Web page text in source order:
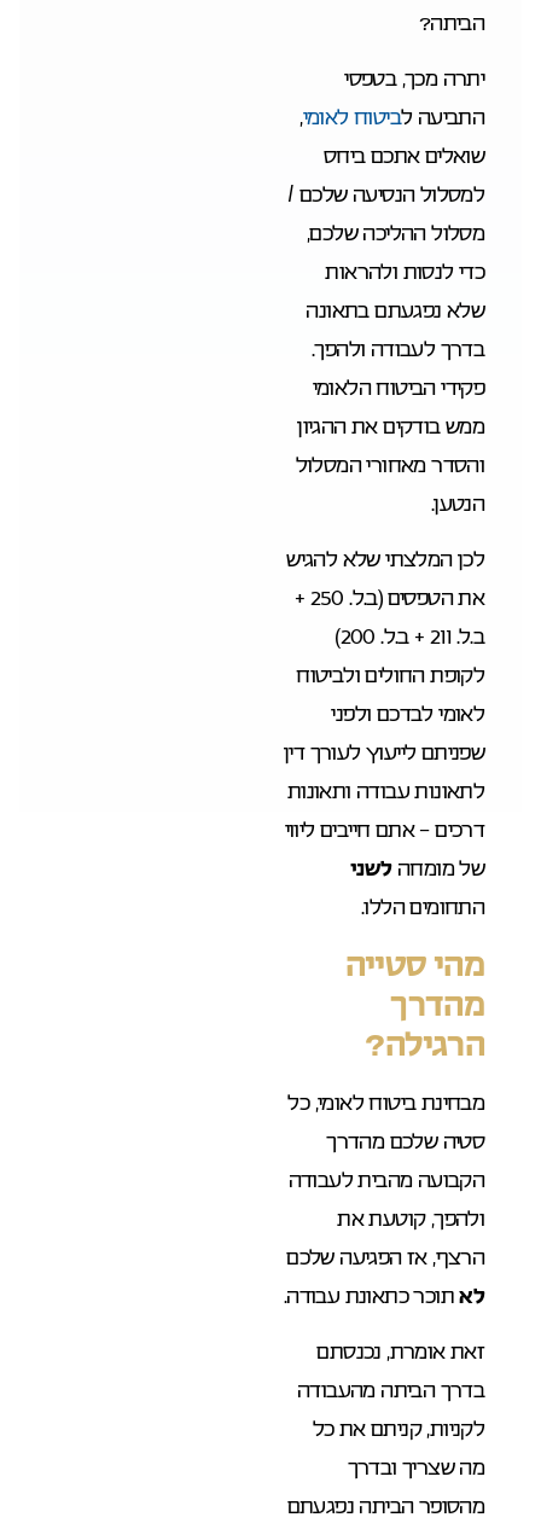
הביתה?
יתרה מכך, בטפסי
התביעה לביטוח לאומי,
שואלים אתכם ביחס
למסלול הנסיעה שלכם /
מסלול ההליכה שלכם,
כדי לנסות ולהראות
שלא נפגעתם בתאונה
בדרך לעבודה ולהפך.
פקידי הביטוח הלאומי
ממש בודקים את ההגיון
והסדר מאחורי המסלול
הנטען.
לכן המלצתי שלא להגיש
את הטפסים (ב.ל.
250 +
ב.ל. 211 + ב.ל. 200
)
לקופת החולים ולביטוח
לאומי לבדכם ולפני
שפניתם לייעוץ לעורך דין
לתאונות עבודה ותאונות
דרכים – אתם חייבים ליווי
של מומחהלשני
התחומים הללו.
מהי סטייה
מהדרך
הרגילה?
מבחינת ביטוח לאומי, כל
סטיה שלכם מהדרך
הקבועה מהבית לעבודה
ולהפך, קוטעת את
הרצף, אז הפגיעה שלכם
לאתוכר כתאונת עבודה.
זאת אומרת, נכנסתם
בדרך הביתה מהעבודה
לקניות, קניתם את כל
מה שצריך ובדרך
מהסופר הביתה נפגעתם